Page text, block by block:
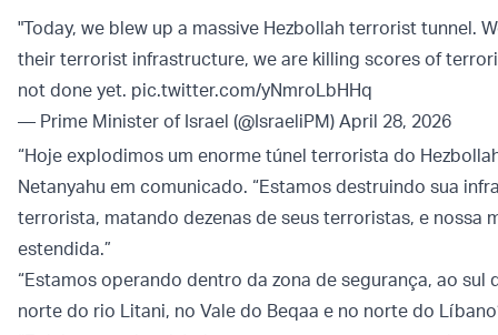
"Today, we blew up a massive Hezbollah terrorist tunnel.
their terrorist infrastructure, we are killing scores of
not done yet. pic.twitter.com/yNmroLbHHq
— Prime Minister of Israel (@IsraeliPM) April 28, 2026
“Hoje explodimos um enorme túnel terrorista do
Netanyahu em comunicado. “Estamos destruindo sua
terrorista, matando dezenas de seus terroristas, e nossa
estendida.”
“Estamos operando dentro da zona de segurança, ao sul
norte do rio Litani, no Vale do Beqaa e no norte do